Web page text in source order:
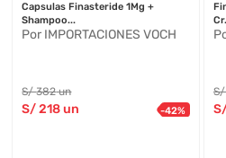
Capsulas Finasteride 1Mg +
Shampoo...
Por IMPORTACIONES VOCH
S/382 un
S/218 un -42%